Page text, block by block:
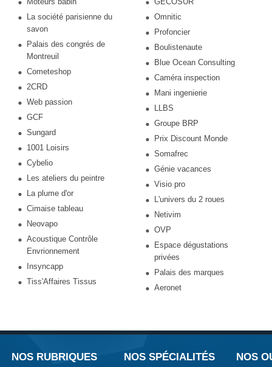
La société parisienne du
savon
Palais des congrés de
Montreuil
Cometeshop
2CRD
Web passion
GCF
Sungard
1001 Loisirs
Cybelio
Les ateliers du peintre
La plume d'or
Cimaise tableau
Neovapo
Acoustique Contrôle
Envrionnement
Insyncapp
Tiss'Affaires Tissus
Omnitic
Profoncier
Boulistenaute
Blue Ocean Consulting
Caméra inspection
Mani ingenierie
LLBS
Groupe BRP
Prix Discount Monde
Somafrec
Génie vacances
Visio pro
L'univers du 2 roues
Netivim
OVP
Espace dégustations
privées
Palais des marques
Aeronet
NOS RUBRIQUES NOS SPÉCIALITÉS NOS